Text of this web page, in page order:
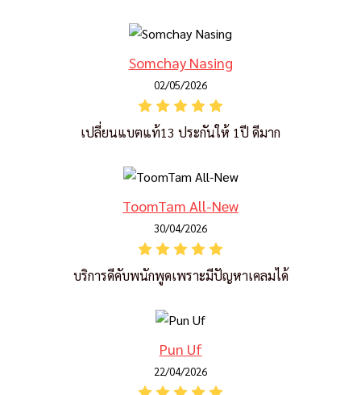
Somchay Nasing
02/05/2026
เปลี่ยนแบตแท้13 ประกันให้ 1ปี ดีมาก
ToomTam All-New
30/04/2026
บริการดีคับพนักพูดเพราะมีปัญหาเคลมได้
Pun Uf
22/04/2026